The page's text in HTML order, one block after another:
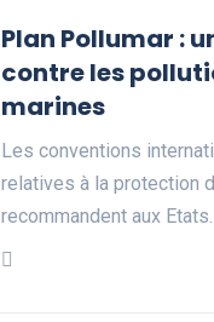
Plan Pollumar :
contre les
marines
Les conventions
relatives à la protection
recommandent aux